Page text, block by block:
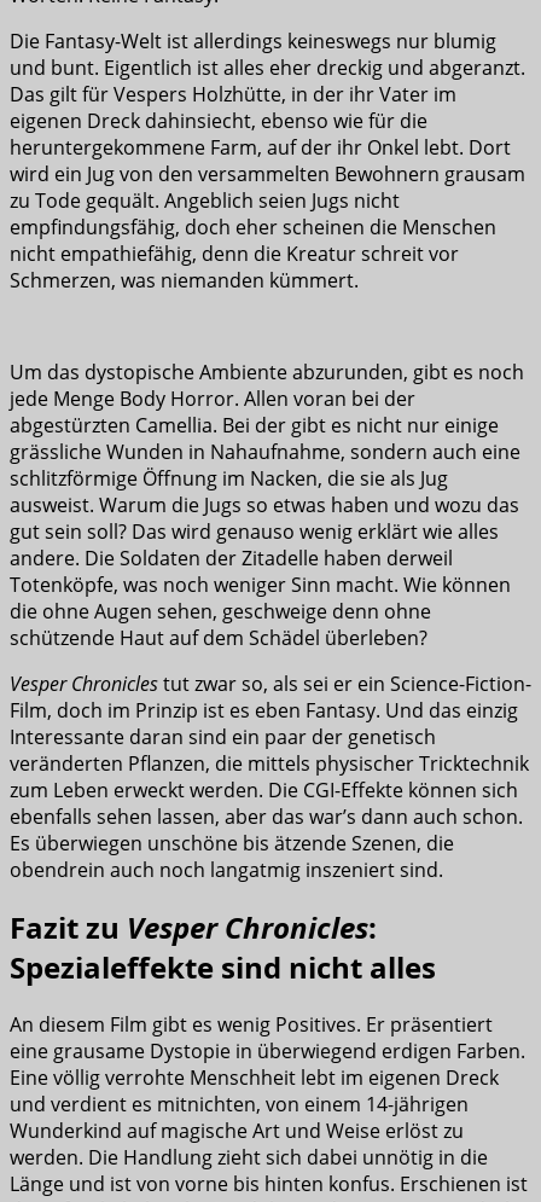
Die Fantasy-Welt ist allerdings keineswegs nur blumig
und bunt. Eigentlich ist alles eher dreckig und abgeranzt.
Das gilt für Vespers Holzhütte, in der ihr Vater im
eigenen Dreck dahinsiecht, ebenso wie für die
heruntergekommene Farm, auf der ihr Onkel lebt. Dort
wird ein Jug von den versammelten Bewohnern grausam
zu Tode gequält. Angeblich seien Jugs nicht
empfindungsfähig, doch eher scheinen die Menschen
nicht empathiefähig, denn die Kreatur schreit vor
Schmerzen, was niemanden kümmert.
Um das dystopische Ambiente abzurunden, gibt es noch
jede Menge Body Horror. Allen voran bei der
abgestürzten Camellia. Bei der gibt es nicht nur einige
grässliche Wunden in Nahaufnahme, sondern auch eine
schlitzförmige Öffnung im Nacken, die sie als Jug
ausweist. Warum die Jugs so etwas haben und wozu das
gut sein soll? Das wird genauso wenig erklärt wie alles
andere. Die Soldaten der Zitadelle haben derweil
Totenköpfe, was noch weniger Sinn macht. Wie können
die ohne Augen sehen, geschweige denn ohne
schützende Haut auf dem Schädel überleben?
Vesper Chroniclestut zwar so, als sei er ein Science-Fiction-
Film, doch im Prinzip ist es eben Fantasy. Und das einzig
Interessante daran sind ein paar der genetisch
veränderten Pflanzen, die mittels physischer Tricktechnik
zum Leben erweckt werden. Die CGI-Effekte können sich
ebenfalls sehen lassen, aber das war’s dann auch schon.
Es überwiegen unschöne bis ätzende Szenen, die
obendrein auch noch langatmig inszeniert sind.
Fazit zu Vesper Chronicles:
Spezialeffekte sind nicht alles
An diesem Film gibt es wenig Positives. Er präsentiert
eine grausame Dystopie in überwiegend erdigen Farben.
Eine völlig verrohte Menschheit lebt im eigenen Dreck
und verdient es mitnichten, von einem 14-jährigen
Wunderkind auf magische Art und Weise erlöst zu
werden. Die Handlung zieht sich dabei unnötig in die
Länge und ist von vorne bis hinten konfus. Erschienen ist